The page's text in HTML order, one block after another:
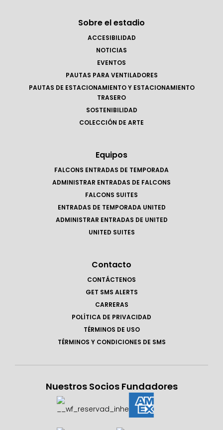
Sobre el estadio
ACCESIBILIDAD
NOTICIAS
EVENTOS
PAUTAS PARA VENTILADORES
PAUTAS DE ESTACIONAMIENTO Y ESTACIONAMIENTO
TRASERO
SOSTENIBILIDAD
COLECCIÓN DE ARTE
Equipos
FALCONS ENTRADAS DE TEMPORADA
ADMINISTRAR ENTRADAS DE FALCONS
FALCONS SUITES
ENTRADAS DE TEMPORADA UNITED
ADMINISTRAR ENTRADAS DE UNITED
UNITED SUITES
Contacto
CONTÁCTENOS
GET SMS ALERTS
CARRERAS
POLÍTICA DE PRIVACIDAD
TÉRMINOS DE USO
TÉRMINOS Y CONDICIONES DE SMS
Nuestros Socios Fundadores